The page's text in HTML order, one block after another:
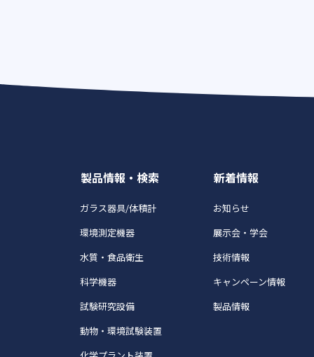
製品情報・検索
ガラス器具/体積計
環境測定機器
水質・食品衛生
科学機器
試験研究設備
動物・環境試験装置
新着情報
お知らせ
展示会・学会
技術情報
キャンペーン情報
製品情報